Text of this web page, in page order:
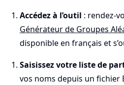
Accédez à l’outil : rendez-
Générateur de Groupes
disponible en français et
Saisissez votre liste de
vos noms depuis un fichier